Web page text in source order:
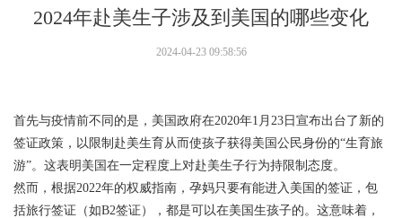
2024年赴美生子涉及到美国的哪些变化
2024-04-23 09:58:56
首先与疫情前不同的是，美国政府在2020年1月23日宣布出台了新的
签证政策，以限制赴美生育从而使孩子获得美国公民身份的“生育旅
游”。这表明美国在一定程度上对赴美生子行为持限制态度。
然而，根据2022年的权威指南，孕妈只要有能进入美国的签证，包
括旅行签证（如B2签证），都是可以在美国生孩子的。这意味着，